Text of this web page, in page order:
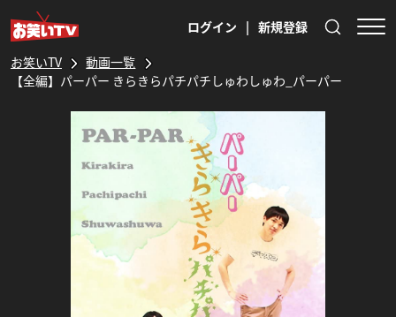
ログイン | 新規登録
お笑いTV
動画一覧
【全編】パーパー きらきらパチパチしゅわしゅわ_パーパー